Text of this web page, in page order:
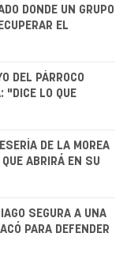
DONDE UN GRUPO
EL
DEL PÁRROCO
"DICE LO QUE
DE LA MOREA
ABRIRÁ EN SU
SEGURA A UNA
PARA DEFENDER